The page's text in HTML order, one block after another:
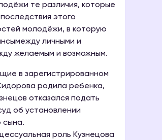
те различия, которые
этого
молодёжи, в которую
личными и
желаемым и возможным.
в зарегистрированном
родила ребенка,
отказался подать
об установлении
сына.
роль Кузнецова